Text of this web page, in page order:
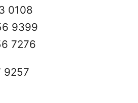
0108
9399
7276
9257